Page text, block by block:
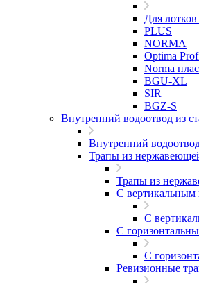
Для
PLUS
NORMA
Optima
Norma
BGU-XL
SIR
BGZ-S
Внутренний водоотвод из
Внутренний
Трапы из
Трапы из
С вертикальным
С
С
С
Ревизионные